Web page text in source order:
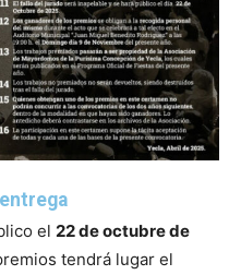
el 22 de octubre de
tendrá lugar el